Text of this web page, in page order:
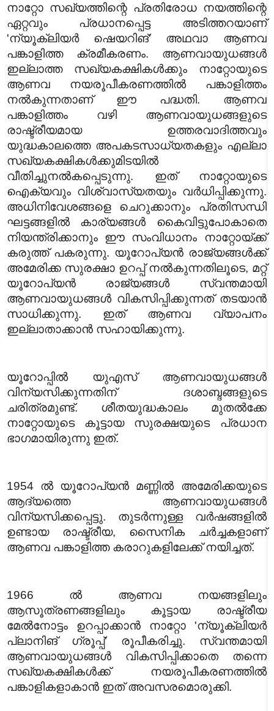
നാറ്റോ സഖ്യത്തിന്റെ പ്രതിരോധ നയത്തിന്റെ
ഏറ്റവും പ്രധാനപ്പെട്ട അടിത്തറയാണ്
'ന്യൂക്ലിയർ ഷെയറിങ്' അഥവാ ആണവ
പങ്കാളിത്ത ക്രമീകരണം. ആണവായുധങ്ങൾ
ഇല്ലാത്ത സഖ്യകക്ഷികൾക്കും നാറ്റോയുടെ
ആണവ നയരൂപീകരണത്തിൽ പങ്കാളിത്തം
നൽകുന്നതാണ് ഈ പദ്ധതി. ആണവ
പങ്കാളിത്തം വഴി ആണവായുധങ്ങളുടെ
രാഷ്ട്രീയമായ ഉത്തരവാദിത്തവും
യുദ്ധകാലത്തെ അപകടസാധ്യതകളും എല്ലാ
സഖ്യകക്ഷികൾക്കുമിടയിൽ
വീതിച്ചുനൽകപ്പെടുന്നു. ഇത് നാറ്റോയുടെ
ഐക്യവും വിശ്വാസ്യതയും വർധിപ്പിക്കുന്നു.
അധിനിവേശങ്ങളെ ചെറുക്കാനും പ്രതിസന്ധി
ഘട്ടങ്ങളിൽ കാര്യങ്ങൾ കൈവിട്ടുപോകാതെ
നിയന്ത്രിക്കാനും ഈ സംവിധാനം നാറ്റോയ്ക്ക്
കരുത്ത് പകരുന്നു. യൂറോപ്യൻ രാജ്യങ്ങൾക്ക്
അമേരിക്ക സുരക്ഷാ ഉറപ്പ് നൽകുന്നതിലൂടെ, മറ്റ്
യൂറോപ്യൻ രാജ്യങ്ങൾ സ്വന്തമായി
ആണവായുധങ്ങൾ വികസിപ്പിക്കുന്നത് തടയാൻ
സാധിക്കുന്നു. ഇത് ആണവ വ്യാപനം
ഇല്ലാതാക്കാൻ സഹായിക്കുന്നു.
യൂറോപ്പിൽ യുഎസ് ആണവായുധങ്ങൾ
വിന്യസിക്കുന്നതിന് ദശാബ്ദങ്ങളുടെ
ചരിത്രമുണ്ട്. ശീതയുദ്ധകാലം മുതൽക്കേ
നാറ്റോയുടെ കൂട്ടായ സുരക്ഷയുടെ പ്രധാന
ഭാഗമായിരുന്നു ഇത്.
1954 ൽ യൂറോപ്യൻ മണ്ണിൽ അമേരിക്കയുടെ
ആദ്യത്തെ ആണവായുധങ്ങൾ
വിന്യസിക്കപ്പെട്ടു. തുടർന്നുള്ള വർഷങ്ങളിൽ
ഉണ്ടായ രാഷ്ട്രീയ, സൈനിക ചർച്ചകളാണ്
ആണവ പങ്കാളിത്ത കരാറുകളിലേക്ക് നയിച്ചത്.
1966 ൽ ആണവ നയങ്ങളിലും
ആസൂത്രണങ്ങളിലും കൂട്ടായ രാഷ്ട്രീയ
മേൽനോട്ടം ഉറപ്പാക്കാൻ നാറ്റോ 'ന്യൂക്ലിയർ
പ്ലാനിങ് ഗ്രൂപ്പ്' രൂപീകരിച്ചു. സ്വന്തമായി
ആണവായുധങ്ങൾ വികസിപ്പിക്കാതെ തന്നെ
സഖ്യകക്ഷികൾക്ക് നയരൂപീകരണത്തിൽ
പങ്കാളികളാകാൻ ഇത് അവസരമൊരുക്കി.